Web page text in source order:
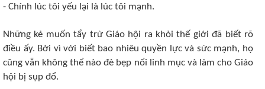
- Chính lúc tôi yếu lại là lúc tôi mạnh.
Những kẻ muốn tẩy trừ Giáo hội ra khỏi thế giới đã biết rõ
điều ấy. Bởi vì với biết bao nhiêu quyền lực và sức mạnh, họ
cũng vẫn không thể nào đè bẹp nổi linh mục và làm cho Giáo
hội bị sụp đổ.